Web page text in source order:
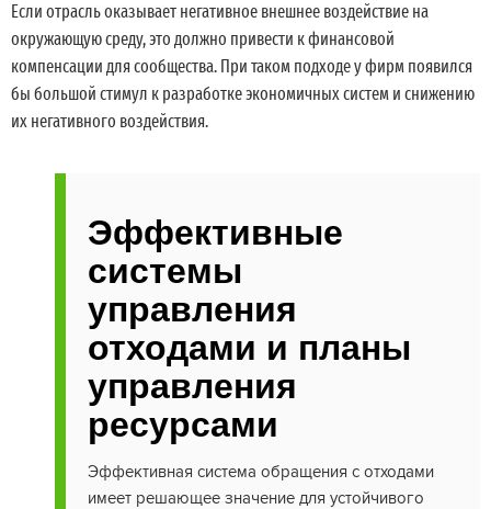
Если отрасль оказывает негативное внешнее воздействие на
окружающую среду, это должно привести к финансовой
компенсации для сообщества. При таком подходе у фирм появился
бы большой стимул к разработке экономичных систем и снижению
их негативного воздействия.
Эффективные
системы
управления
отходами и планы
управления
ресурсами
Эффективная система обращения с отходами
имеет решающее значение для устойчивого